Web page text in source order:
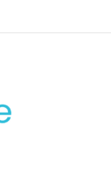
Judol dan Pinjol, Polda